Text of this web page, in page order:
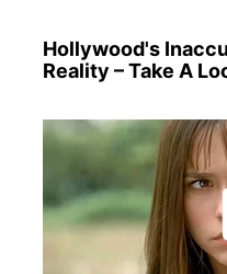
Hollywood's
Reality – Take A